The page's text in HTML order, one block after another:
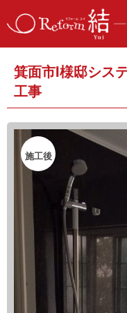
箕面市I様邸シス
工事
施工後